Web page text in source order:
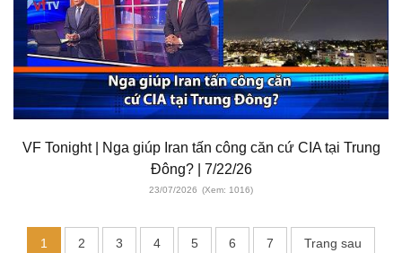
VF Tonight | Nga giúp Iran tấn công căn cứ CIA tại Trung
Đông? | 7/22/26
23/07/2026 (Xem: 1016)
1 2 3 4 5 6 7 Trang sau